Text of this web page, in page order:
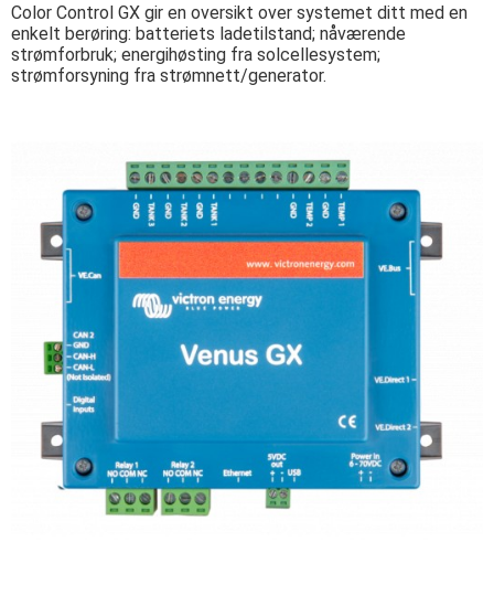
Color Control GX gir en oversikt over systemet ditt med en
enkelt berøring: batteriets ladetilstand; nåværende
strømforbruk; energihøsting fra solcellesystem;
strømforsyning fra strømnett/generator.